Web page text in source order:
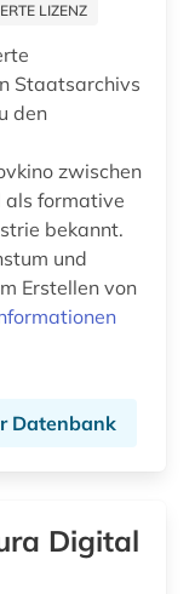
LIZENZ
Staatsarchivs
den
zwischen
als formative
bekannt.
und
Erstellen von
Datenbank
Digital